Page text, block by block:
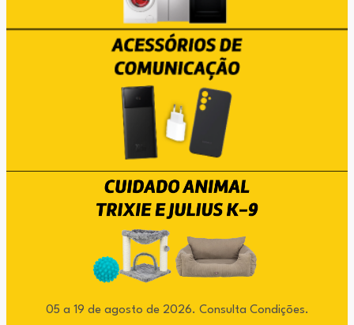
05 a 19 de agosto de 2026. Consulta Condições.